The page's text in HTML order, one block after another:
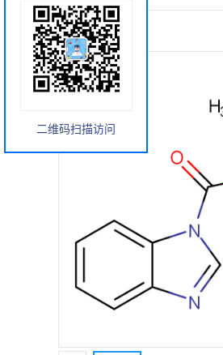
二维码扫描访问